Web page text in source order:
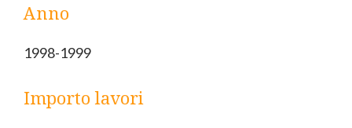
Anno
1998-1999
Importo lavori